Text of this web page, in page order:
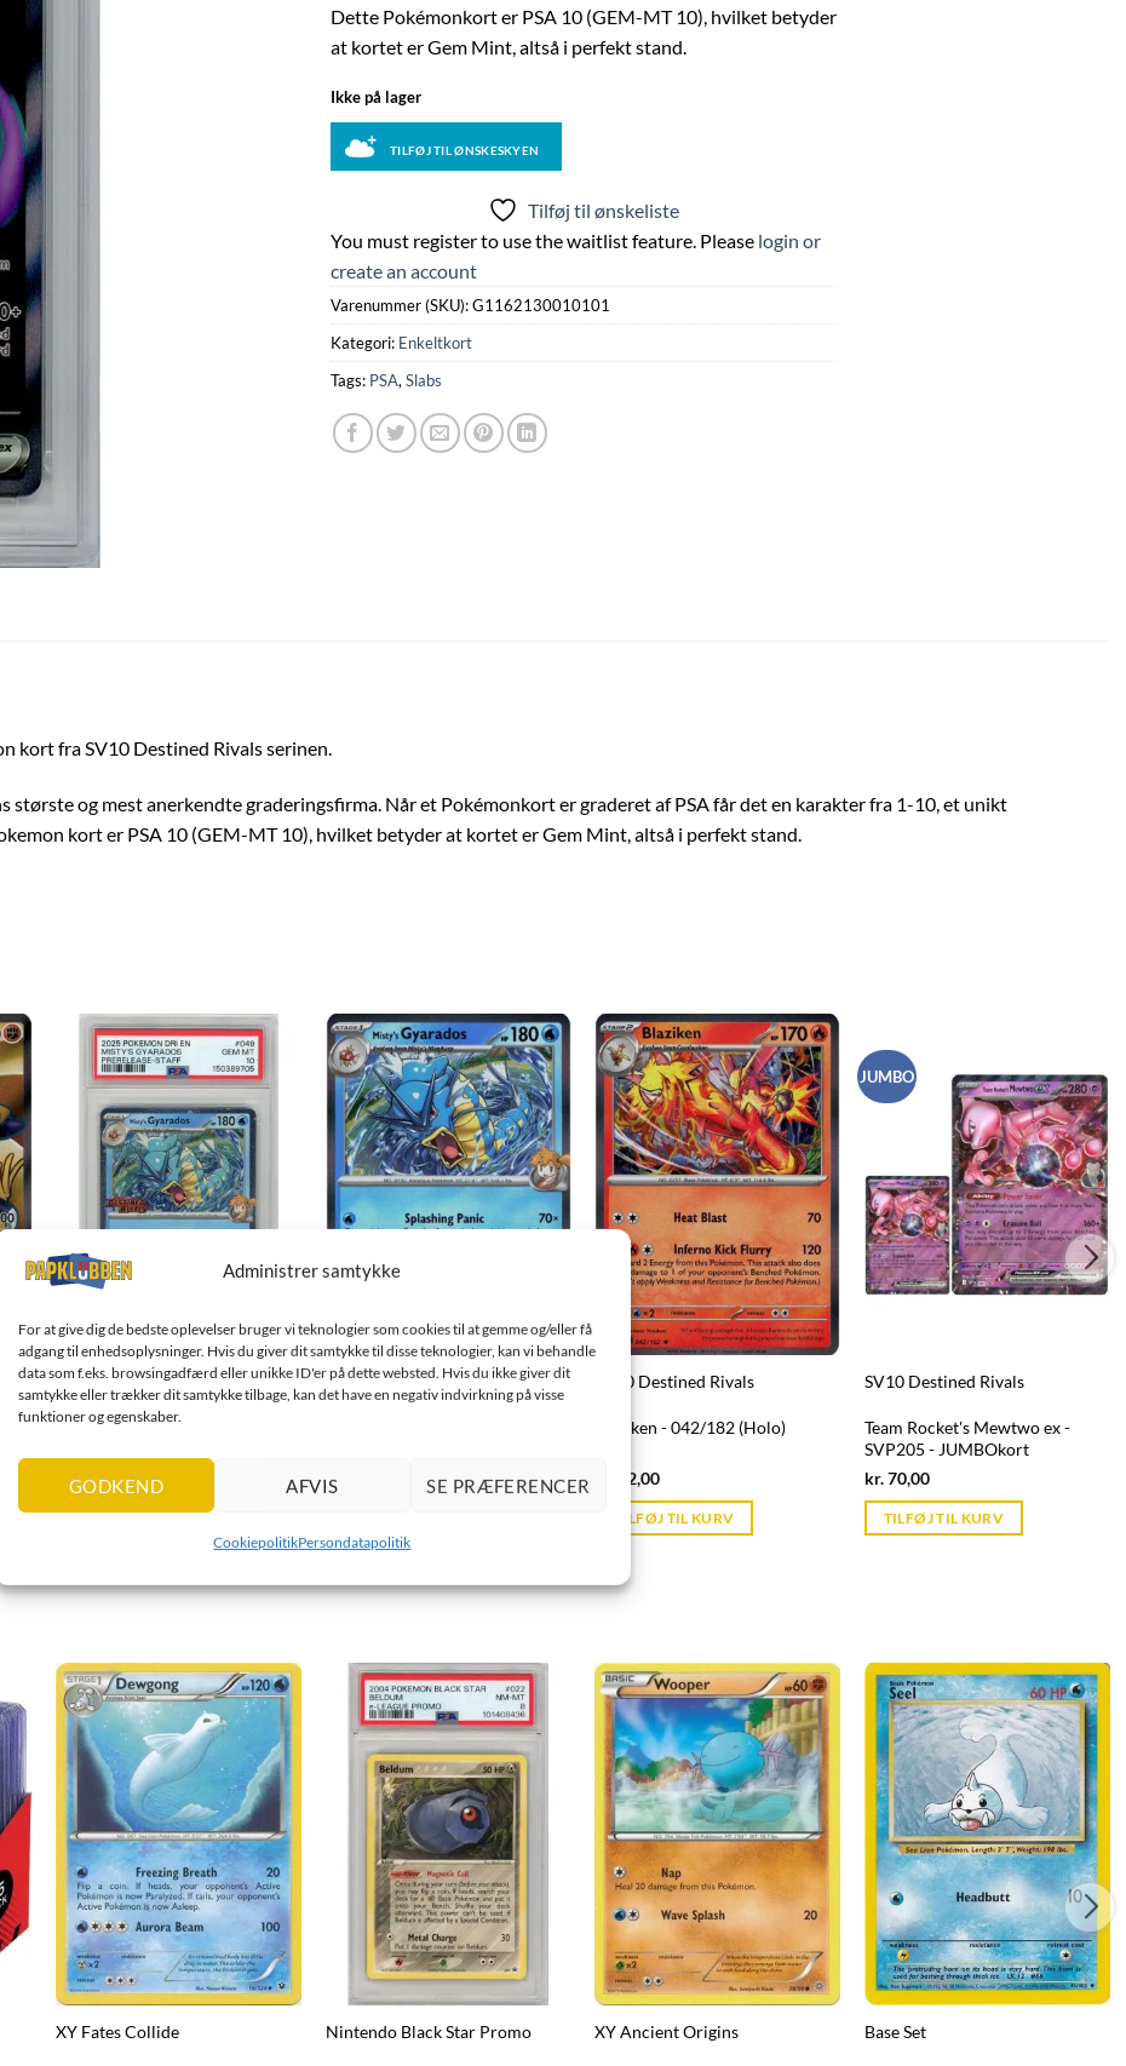
Administrer samtykke
For at give dig de bedste oplevelser bruger vi teknologier som cookies til at gemme og/eller få
adgang til enhedsoplysninger. Hvis du giver dit samtykke til disse teknologier, kan vi behandle
data som f.eks. browsingadfærd eller unikke ID'er på dette websted. Hvis du ikke giver dit
samtykke eller trækker dit samtykke tilbage, kan det have en negativ indvirkning på visse
funktioner og egenskaber.
GODKEND AFVIS SE PRÆFERENCER
CookiepolitikPersondatapolitik
Dette Pokémonkort er PSA 10 (GEM-MT 10), hvilket betyder
at kortet er Gem Mint, altså i perfekt stand.
Ikke på lager
TILFØJ TIL ØNSKESKYEN
Tilføj til ønskeliste
You must register to use the waitlist feature. Please login or
create an account
Varenummer (SKU):G1162130010101
Kategori: Enkeltkort
Tags: PSA, Slabs
kort fra SV10 Destined Rivals serinen.
og mest anerkendte graderingsfirma. Når et Pokémonkort er graderet af PSA får det en karakter fra 1-10, et unikt
kort er PSA 10 (GEM-MT 10), hvilket betyder at kortet er Gem Mint, altså i perfekt stand.
SV10 Destined Rivals
Misty's Gyarados - STAFF -
kr.4.750,00Current
price
is:
SV10 Destined Rivals
kr.
Current
price
SV10 Destined Rivals
Blaziken - 042/182 (Holo)
12,00Current
is:
kr. 39,95.
TILFØJ TIL KURV
JUMBO
SV10 Destined Rivals
Team Rocket's Mewtwo ex -
SVP205 - JUMBOkort
kr.70,00Current
is:
kr. 39,95.
TILFØJ TIL KURV
XY Fates Collide Nintendo Black Star Promo XY Ancient Origins Base Set